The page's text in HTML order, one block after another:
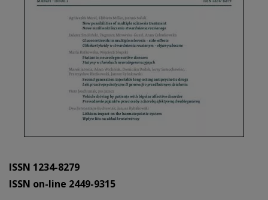
ISSN 1234-8279
ISSN on-line 2449-9315